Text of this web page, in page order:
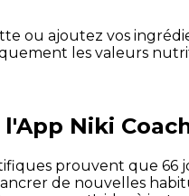
ou ajoutez vos
les valeurs
Niki
prouvent que 66
de nouvelles